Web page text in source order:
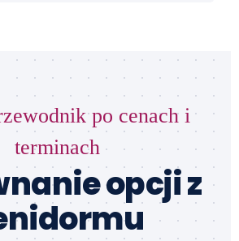
po cenach i
terminach
opcji z